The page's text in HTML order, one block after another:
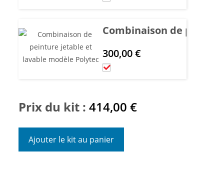
Combinaison de
300,00€
Prix du kit :414,00€
Ajouter le kit au panier